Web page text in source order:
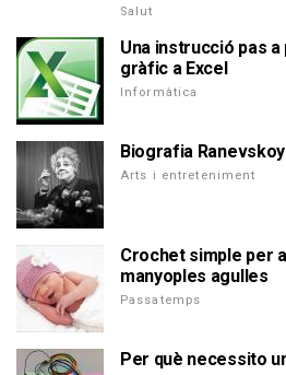
Salut
Una instrucció pas
gràfic a Excel
Informàtica
Biografia
Arts i entreteniment
Crochet simple per
manyoples agulles
Passatemps
Per què necessito